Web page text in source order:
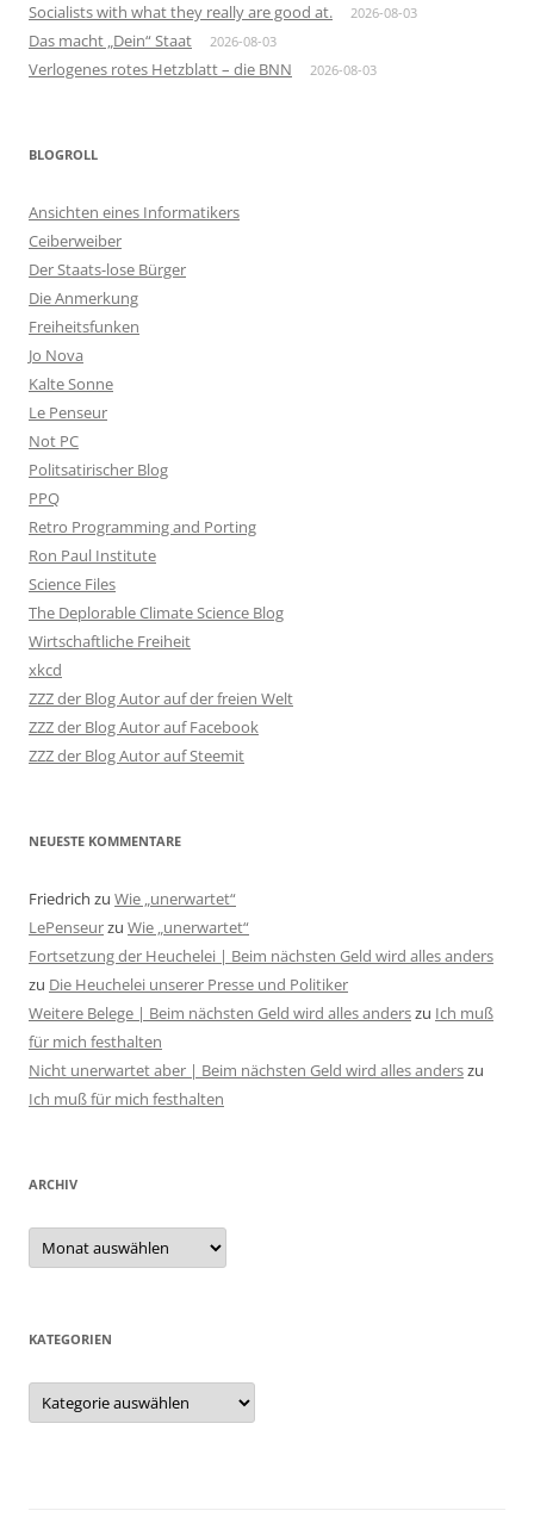
Socialists with what they really are good at. 2026-08-03
Das macht „Dein“ Staat 2026-08-03
Verlogenes rotes Hetzblatt – die BNN 2026-08-03
BLOGROLL
Ansichten eines Informatikers
Ceiberweiber
Der Staats-lose Bürger
Die Anmerkung
Freiheitsfunken
Jo Nova
Kalte Sonne
Le Penseur
Not PC
Politsatirischer Blog
PPQ
Retro Programming and Porting
Ron Paul Institute
Science Files
The Deplorable Climate Science Blog
Wirtschaftliche Freiheit
xkcd
ZZZ der Blog Autor auf der freien Welt
ZZZ der Blog Autor auf Facebook
ZZZ der Blog Autor auf Steemit
NEUESTE KOMMENTARE
Friedrich zu Wie „unerwartet“
LePenseurzu Wie „unerwartet“
Fortsetzung der Heuchelei | Beim nächsten Geld wird alles anders
zu Die Heuchelei unserer Presse und Politiker
Weitere Belege | Beim nächsten Geld wird alles anderszu Ich muß
für mich festhalten
Nicht unerwartet aber | Beim nächsten Geld wird alles anderszu
Ich muß für mich festhalten
ARCHIV
Archiv
KATEGORIEN
Kategorien